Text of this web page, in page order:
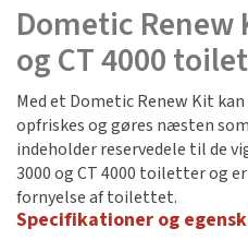
Dometic Renew
og CT 4000
Med et Dometic Renew Kit
opfriskes og gøres næsten
indeholder reservedele til de
3000 og CT 4000 toiletter og
fornyelse af toilettet.
Specifikationer og